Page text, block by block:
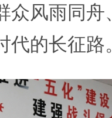
众风雨同
代的长征路